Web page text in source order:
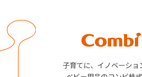
子育てに、イノベーショ